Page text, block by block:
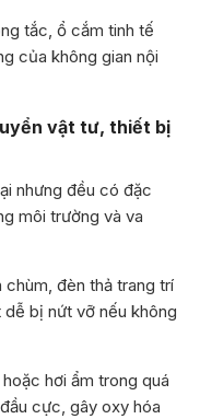
tắc, ổ cắm tinh tế
của không gian nội
vật tư, thiết bị
nhưng đều có đặc
môi trường và va
đèn thả trang trí
bị nứt vỡ nếu không
hơi ẩm trong quá
cực, gây oxy hóa